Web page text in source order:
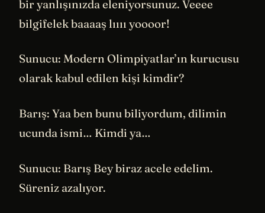
bir yanlışınızda eleniyorsunuz. Veeee
bilgifelek baaaaş lıııı yoooor!
Sunucu: Modern Olimpiyatlar’ın kurucusu
olarak kabul edilen kişi kimdir?
Barış: Yaa ben bunu biliyordum, dilimin
ucunda ismi… Kimdi ya…
Sunucu: Barış Bey biraz acele edelim.
Süreniz azalıyor.